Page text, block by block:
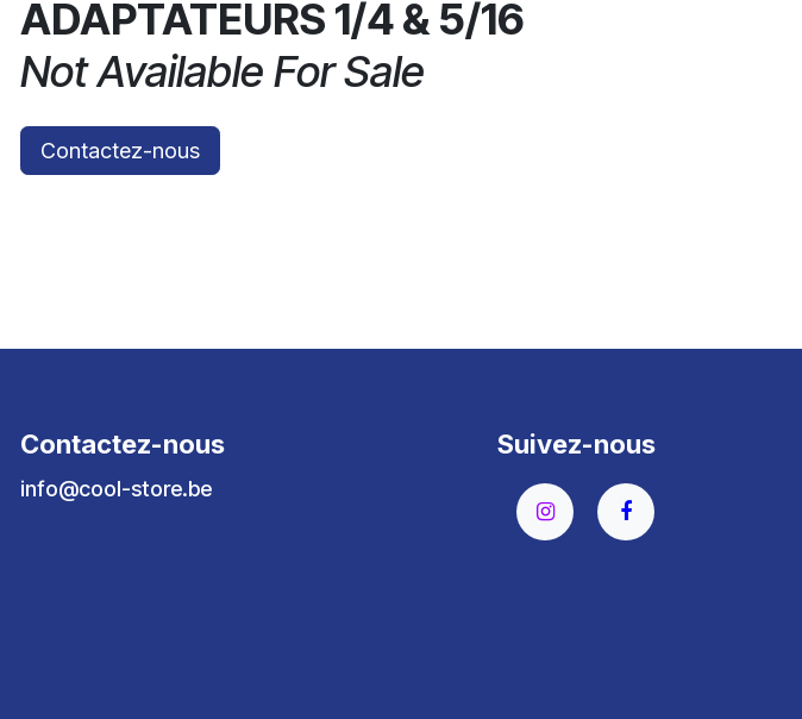
ADAPTATEURS 1/4 & 5/16
Not Available For Sale
Contactez-nous
Contactez-nous
info@cool-store.be
Suivez-nous